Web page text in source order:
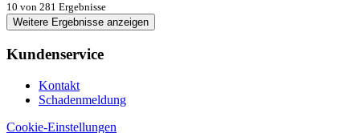
10 von 281 Ergebnisse
Weitere Ergebnisse anzeigen
Kundenservice
Kontakt
Schadenmeldung
Cookie-Einstellungen